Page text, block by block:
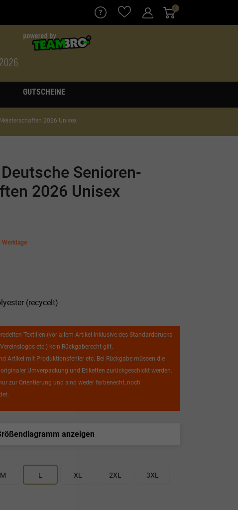
0
GUTSCHEINE
2026 Unisex
Senioren-
2026 Unisex
(recycelt)
Textilien (vor allem Artikel inklusive des Standarddrucks
etc.) kein Rückgaberecht gilt.
Artikel mit Produktionsfehler etc. Bei Rückgabe müssen die
Umverpackung und Etiketten zurückgeschickt werden.
zur Orientierung und sind weder farbenecht, noch
anzeigen
M L XL 2XL 3XL